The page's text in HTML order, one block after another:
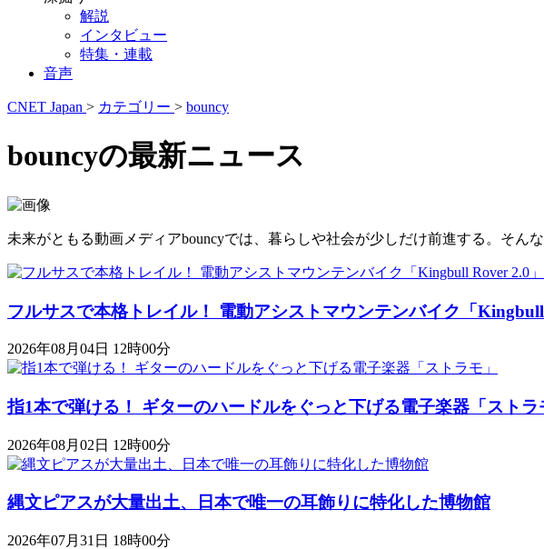
解説
インタビュー
特集・連載
音声
CNET Japan > カテゴリー > bouncy
bouncyの最新ニュース
未来がともる動画メディアbouncyでは、暮らしや社会が少しだけ前進する。そん
フルサスで本格トレイル！ 電動アシストマウンテンバイク「Kingbull
2026年08月04日 12時00分
指1本で弾ける！ ギターのハードルをぐっと下げる電子楽器「ストラ
2026年08月02日 12時00分
縄文ピアスが大量出土、日本で唯一の耳飾りに特化した博物館
2026年07月31日 18時00分